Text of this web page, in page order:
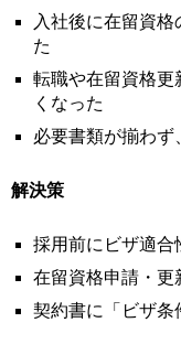
入社後に在留資
た
転職や在留資格更
くなった
必要書類が揃わず
解決策
採用前にビザ適合
在留資格申請・更
契約書に「ビザ条